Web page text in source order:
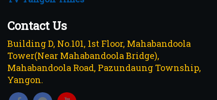
Contact Us
Building D, No.101, 1st Floor, Mahabandoola
Tower(Near Mahabandoola Bridge),
Mahabandoola Road, Pazundaung Township,
Yangon.